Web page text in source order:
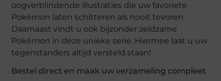
oogverblindende illustraties die uw favoriete
Pokémon laten schitteren als nooit tevoren.
Daarnaast vindt u ook bijzonder zeldzame
Pokémon in deze unieke serie. Hiermee laat u uw
tegenstanders altijd versteld staan!
Bestel direct en maak uw verzameling compleet